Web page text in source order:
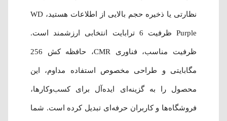
نظارتی یا ذخیره حجم بالایی از اطلاعات هستید، WD
Purple ظرفیت 6 ترابایت انتخابی ارزشمند است.
ظرفیت مناسب، فناوری CMR، حافظه کش 256
مگابایتی و طراحی مخصوص استفاده مداوم، این
محصول را به گزینه‌ای ایده‌آل برای کسب‌وکارها،
فروشگاه‌ها و کاربران حرفه‌ای تبدیل کرده است. شما